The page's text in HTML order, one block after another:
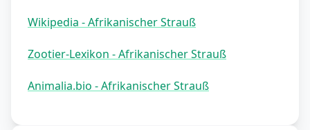
Wikipedia - Afrikanischer Strauß
Zootier-Lexikon - Afrikanischer Strauß
Animalia.bio - Afrikanischer Strauß